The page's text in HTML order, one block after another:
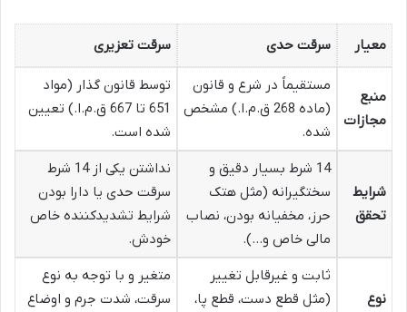
معیار سرقت حدی سرقت تعزیری
منبع
مجازات
مستقیماً در شرع و قانون
(ماده 268 ق.م.ا.) مشخص
شده.
توسط قانون گذار (مواد
651 تا 667 ق.م.ا.) تعیین
شده است.
شرایط
تحقق
14 شرط بسیار دقیق و
سختگیرانه (مثل هتک
حرز، مخفیانه بودن، نصاب
مالی خاص و…).
نداشتن یکی از 14 شرط
سرقت حدی یا دارا بودن
شرایط تشدیدکننده خاص
خودش.
نوع
ثابت و غیرقابل تغییر
(مثل قطع دست، قطع پا،
متغیر و با توجه به نوع
سرقت، شدت جرم و اوضاع